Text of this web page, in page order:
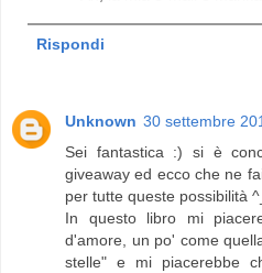
Rispondi
Unknown 30 settembre
Sei fantastica :) si è
giveaway ed ecco che ne
per tutte queste possibilità
In questo libro mi
d'amore, un po' come
stelle" e mi piacerebbe